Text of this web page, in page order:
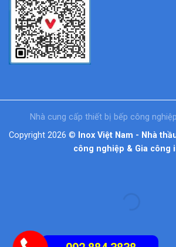
Nhà cung cấp thiết bị bếp công
Copyright 2026 © Inox Việt Nam - Nhà
công nghiệp & Gia công